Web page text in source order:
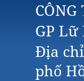
GP Lữ
Địa
phố